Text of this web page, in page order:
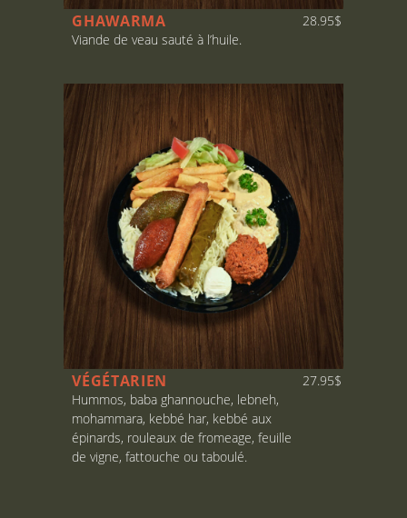
GHAWARMA
28.95$
Viande de veau sauté à l’huile.
VÉGÉTARIEN
27.95$
Hummos, baba ghannouche, lebneh,
mohammara, kebbé har, kebbé aux
épinards, rouleaux de fromeage, feuille
de vigne, fattouche ou taboulé.